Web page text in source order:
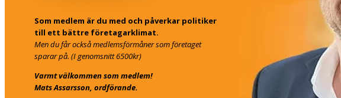
Som medlem är du med och påverkar politiker
till ett bättre företagarklimat.
Men du får också medlemsförmåner som företaget
sparar på. (I genomsnitt 6500kr)
Varmt välkommen som medlem!
Mats Assarsson, ordförande.